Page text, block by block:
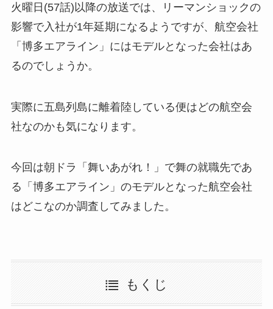
火曜日(57話)以降の放送では、リーマンショックの
影響で入社が1年延期になるようですが、航空会社
「博多エアライン」にはモデルとなった会社はあ
るのでしょうか。
実際に五島列島に離着陸している便はどの航空会
社なのかも気になります。
今回は朝ドラ「舞いあがれ！」で舞の就職先であ
る「博多エアライン」のモデルとなった航空会社
はどこなのか調査してみました。
もくじ